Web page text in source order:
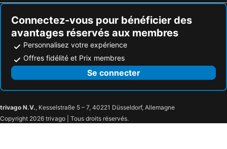
Connectez-vous pour bénéficier des
avantages réservés aux membres
Personnalisez votre expérience
Offres fidélité et Prix membres
Se connecter
trivago N.V., Kesselstraße 5 – 7, 40221 Düsseldorf, Allemagne
Copyright 2026 trivago | Tous droits réservés.